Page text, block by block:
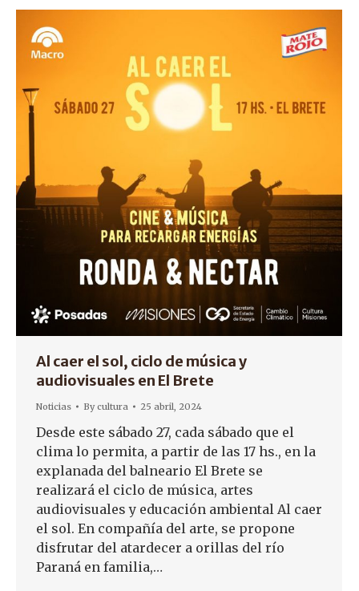
Al caer el sol, ciclo de música y
audiovisuales en El Brete
Noticias Bycultura 25 abril, 2024
Desde este sábado 27, cada sábado que el
clima lo permita, a partir de las 17 hs., en la
explanada del balneario El Brete se
realizará el ciclo de música, artes
audiovisuales y educación ambiental Al caer
el sol. En compañía del arte, se propone
disfrutar del atardecer a orillas del río
Paraná en familia,…